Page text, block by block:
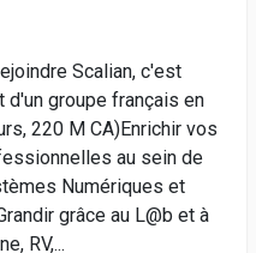
Scalian, c'est
groupe français en
220 M CA)Enrichir vos
au sein de
Numériques et
grâce au L@b et à
RV,...